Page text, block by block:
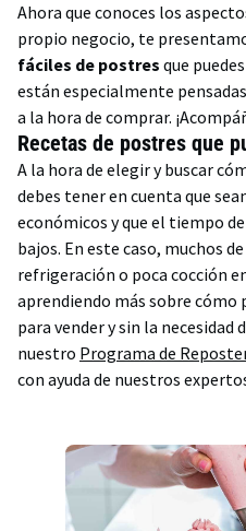
Ahora que conoces los
propio negocio, te
fáciles de postres que
están especialmente
a la hora de comprar.
Recetas de postres que
A la hora de elegir y buscar
debes tener en cuenta que
económicos y que el tiempo
bajos. En este caso, muchos
refrigeración o poca cocción
aprendiendo más sobre
para vender y sin la
nuestro Programa de
con ayuda de nuestros